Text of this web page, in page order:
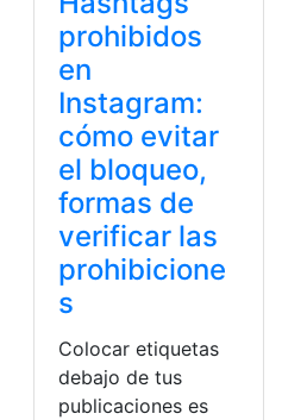
prohibidos
en
Instagram:
cómo evitar
el bloqueo,
formas de
verificar las
prohibicione
s
Colocar etiquetas
debajo de tus
publicaciones es